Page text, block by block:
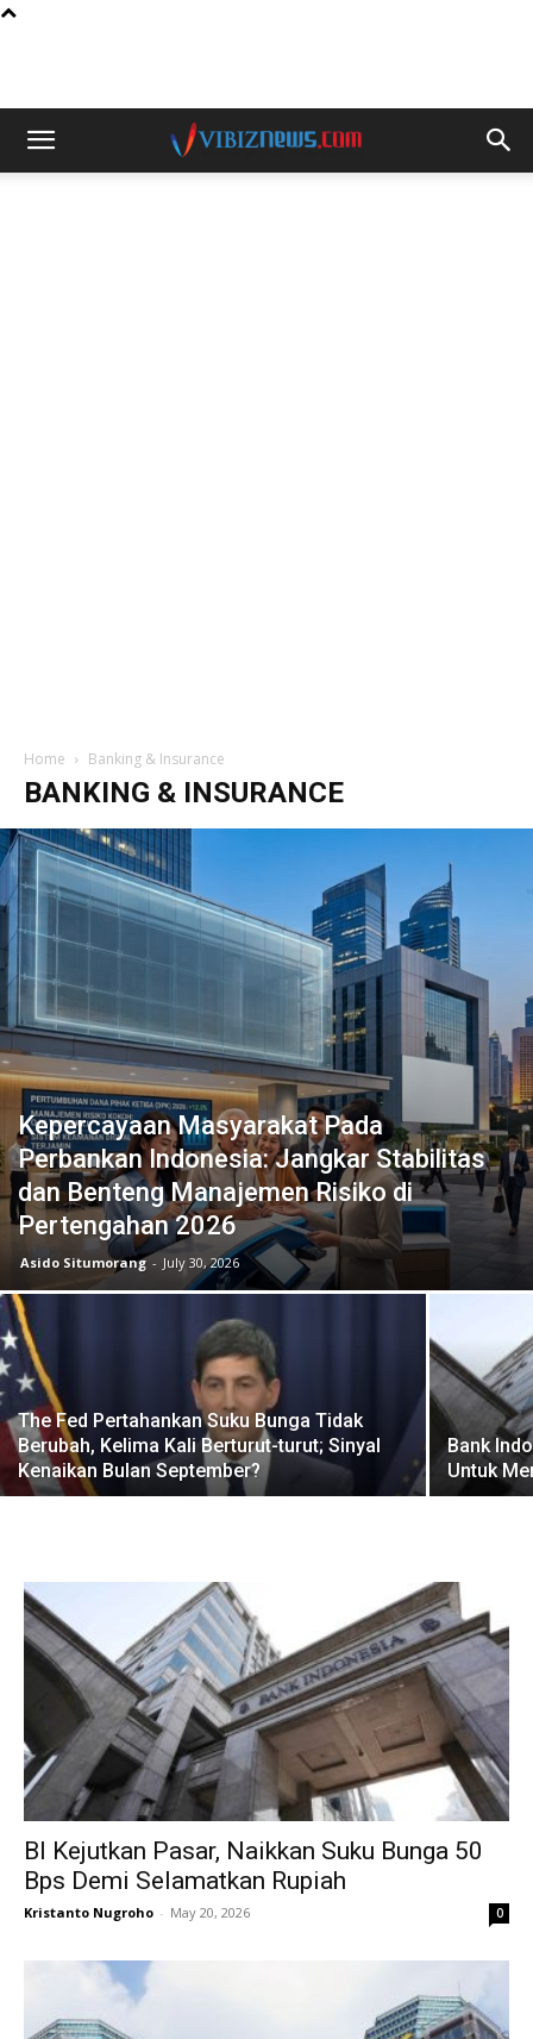
Home Banking & Insurance
BANKING & INSURANCE
Kepercayaan Masyarakat Pada
Perbankan Indonesia: Jangkar Stabilitas
dan Benteng Manajemen Risiko di
Pertengahan 2026
Asido Situmorang - July 30, 2026
The Fed Pertahankan Suku Bunga Tidak
Berubah, Kelima Kali Berturut-turut; Sinyal
Kenaikan Bulan September?
Bank
Untuk
BI Kejutkan Pasar, Naikkan Suku Bunga 50
Bps Demi Selamatkan Rupiah
Kristanto Nugroho - May 20, 2026 0